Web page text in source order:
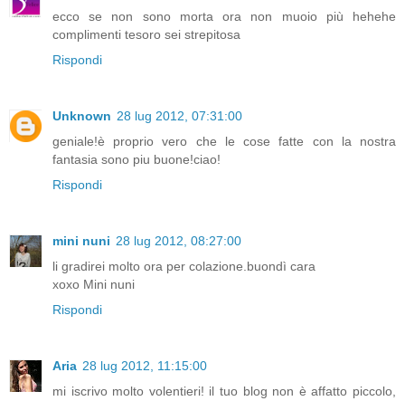
ecco se non sono morta ora non muoio più hehehe
complimenti tesoro sei strepitosa
Rispondi
Unknown 28 lug 2012, 07:31:00
geniale!è proprio vero che le cose fatte con la nostra
fantasia sono piu buone!ciao!
Rispondi
mini nuni 28 lug 2012, 08:27:00
li gradirei molto ora per colazione.buondì cara
xoxo Mini nuni
Rispondi
Aria 28 lug 2012, 11:15:00
mi iscrivo molto volentieri! il tuo blog non è affatto piccolo,